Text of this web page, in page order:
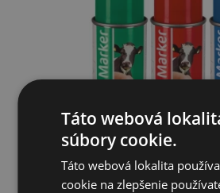
Sprej značkovací
Táto webová
súbory cookie.
Táto webová lokalita
cookie na zlepšenie